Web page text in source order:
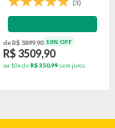
(3)
de R$ 3899,90 10% OFF
R$ 3509,90
ou 10x deR$ 350,99sem juros